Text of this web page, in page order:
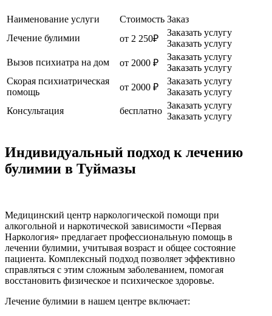
Наименование услуги Стоимость Заказ
Лечение булимии
от 2 250₽
Заказать услугу
Заказать услугу
Вызов психиатра на дом
от 2000 ₽
Заказать услугу
Заказать услугу
Скорая психиатрическая
помощь
от 2000 ₽
Заказать услугу
Заказать услугу
Консультация
бесплатно
Заказать услугу
Заказать услугу
Индивидуальный подход к лечению
булимии в Туймазы
Медицинский центр наркологической помощи при
алкогольной и наркотической зависимости «Первая
Наркология» предлагает профессиональную помощь в
лечении булимии, учитывая возраст и общее состояние
пациента. Комплексный подход позволяет эффективно
справляться с этим сложным заболеванием, помогая
восстановить физическое и психическое здоровье.
Лечение булимии в нашем центре включает: